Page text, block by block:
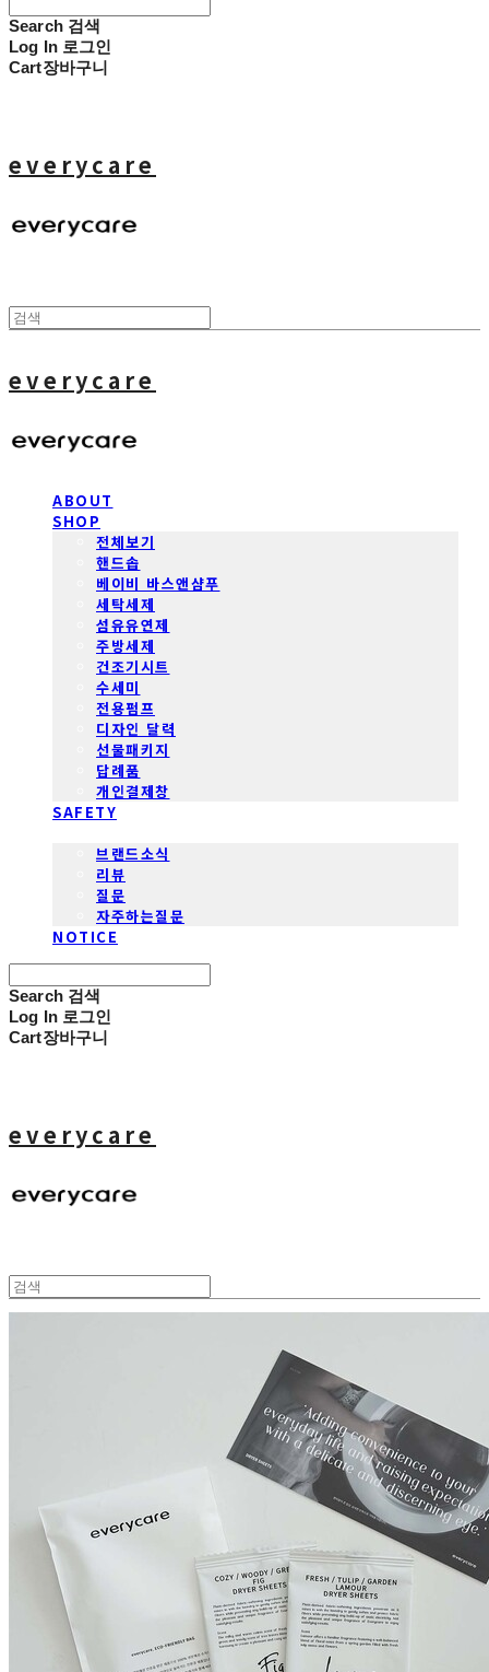
Search 검색
Log In 로그인
Cart장바구니
everycare
everycare
ABOUT
SHOP
전체보기
핸드솝
베이비 바스앤샴푸
세탁세제
섬유유연제
주방세제
건조기시트
수세미
전용펌프
디자인 달력
선물패키지
답례품
개인결제창
SAFETY
브랜드소식
리뷰
질문
자주하는질문
NOTICE
Search 검색
Log In 로그인
Cart장바구니
everycare